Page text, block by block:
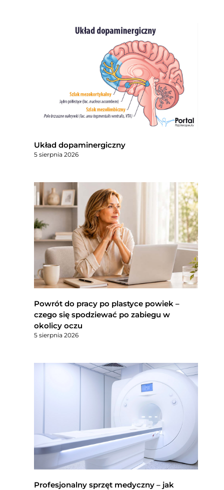
Układ dopaminergiczny
5 sierpnia 2026
Powrót do pracy po plastyce powiek –
czego się spodziewać po zabiegu w
okolicy oczu
5 sierpnia 2026
Profesjonalny sprzęt medyczny – jak